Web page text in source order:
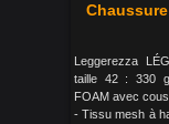
Leggerezza
taille 42 : 330
FOAM avec
- Tissu mesh à